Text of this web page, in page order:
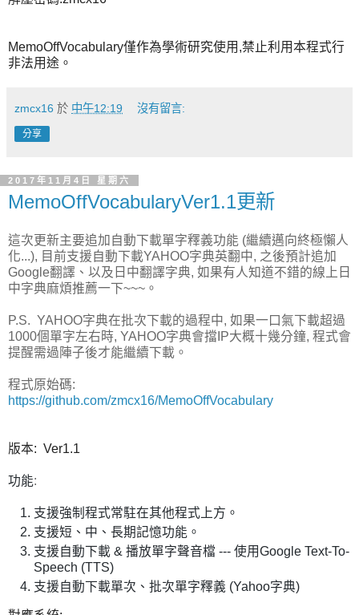
MemoOffVocabulary僅作為學術研究使用,禁止利用本程式行
非法用途。
zmcx16 於 中午12:19 沒有留言:
分享
2017年11月4日 星期六
MemoOffVocabularyVer1.1更新
這次更新主要追加自動下載單字釋義功能 (繼續邁向終極懶人
化...), 目前支援自動下載YAHOO字典英翻中, 之後預計追加
Google翻譯、以及日中翻譯字典, 如果有人知道不錯的線上日
中字典麻煩推薦一下~~~。
P.S. YAHOO字典在批次下載的過程中, 如果一口氣下載超過
1000個單字左右時, YAHOO字典會擋IP大概十幾分鐘, 程式會
提醒需過陣子後才能繼續下載。
程式原始碼:
https://github.com/zmcx16/MemoOffVocabulary
版本: Ver1.1
功能:
支援強制程式常駐在其他程式上方。
支援短、中、長期記憶功能。
支援自動下載 & 播放單字聲音檔 --- 使用Google Text-To-
Speech (TTS)
支援自動下載單次、批次單字釋義 (Yahoo字典)